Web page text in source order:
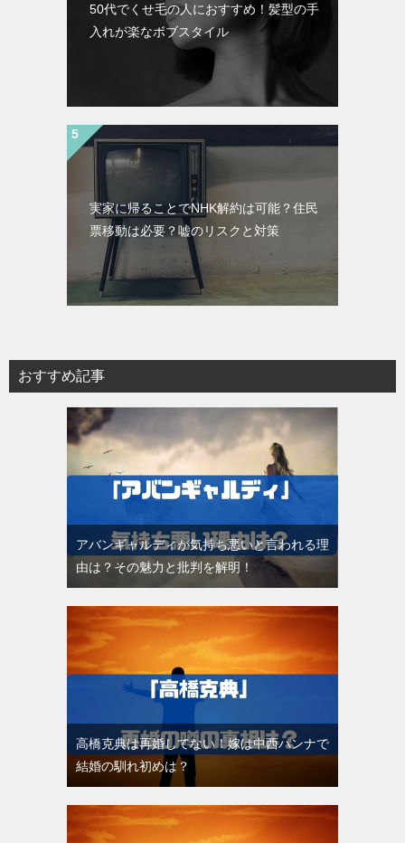
50代でくせ毛の人におすすめ！髪型の手
入れが楽なボブスタイル
実家に帰ることでNHK解約は可能？住民
票移動は必要？嘘のリスクと対策
おすすめ記事
アバンギャルディが気持ち悪いと言われる理
由は？その魅力と批判を解明！
高橋克典は再婚してない！嫁は中西ハンナで
結婚の馴れ初めは？